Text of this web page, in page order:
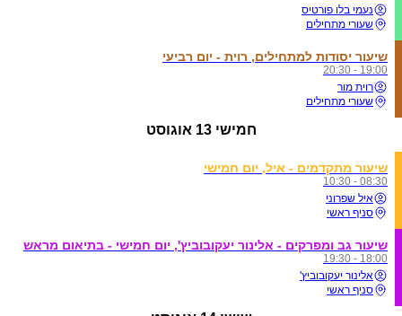
נעמי בלו פורטיס
שעורי מתחילים
שיעור יסודות למתחילים, רוית - יום רביעי
19:00 - 20:30
רוית מור
שעורי מתחילים
חמישי 13 אוגוסט
שיעור מתקדמים - איל, יום חמישי
08:30 - 10:30
איל שפרוני
סניף ראשי
שיעור גב ומפרקים - אלינור יעקובוביץ', יום חמישי - בתיאום מראש
18:00 - 19:30
אלינור יעקובוביץ'
סניף ראשי